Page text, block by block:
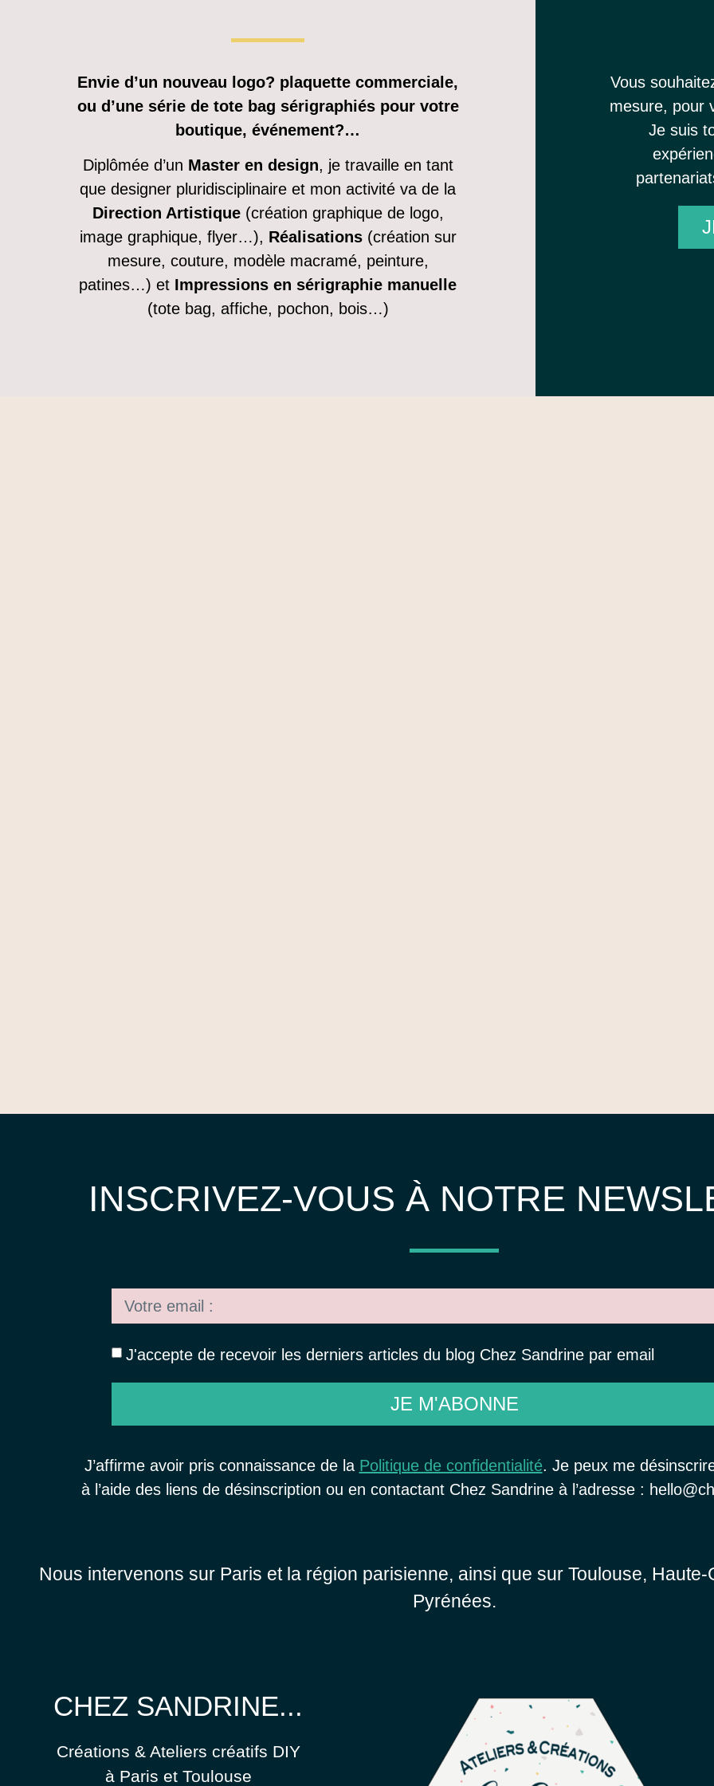
Envie d’un nouveau logo? plaquette commerciale,
ou d’une série de tote bag sérigraphiés pour votre
boutique, événement?…
Diplômée d’un Master en design, je travaille en tant
que designer pluridisciplinaire et mon activité va de la
Direction Artistique(création graphique de logo,
image graphique, flyer…), Réalisations(création sur
mesure, couture, modèle macramé, peinture,
patines…) et Impressions en sérigraphie manuelle
(tote bag, affiche, pochon, bois…)
Vous
mesure, pour
Je suis
INSCRIVEZ-VOUS À NOTRE
J'accepte de recevoir les derniers articles du blog Chez Sandrine par email
JE M'ABONNE
J’affirme avoir pris connaissance de la Politique de confidentialité. Je peux me
à l’aide des liens de désinscription ou en contactant Chez Sandrine à l’adresse :
Nous intervenons sur Paris et la région parisienne, ainsi que sur Toulouse,
Pyrénées.
CHEZ SANDRINE...
Créations & Ateliers créatifs DIY
à Paris et Toulouse